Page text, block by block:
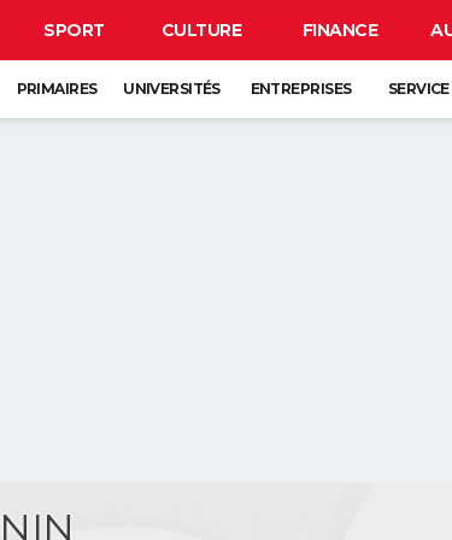
SPORT CULTURE FINANCE
PRIMAIRES UNIVERSITÉS ENTREPRISES